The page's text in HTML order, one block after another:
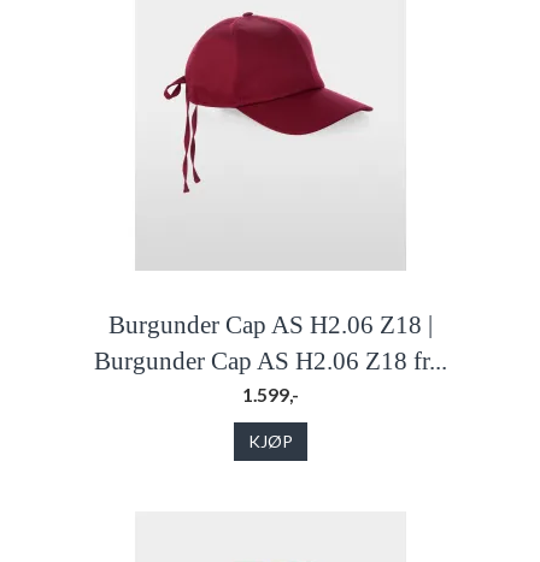
Burgunder Cap AS H2.06 Z18 |
Burgunder Cap AS H2.06 Z18 fr...
1.599,-
KJØP